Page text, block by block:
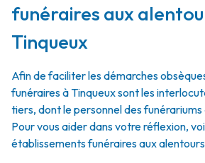
funéraires aux
Tinqueux
Afin de faciliter les démarches
funéraires à Tinqueux sont les
tiers, dont le personnel des
Pour vous aider dans votre réflexion,
établissements funéraires aux